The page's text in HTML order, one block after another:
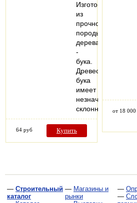
Изготовлены
из
прочной
породы
дерева
-
бука.
Древесина
бука
имеет
незначительную
склонность…
64 руб Купить
от 18
— Строительный
каталог
— Магазины и
рынки
—
—